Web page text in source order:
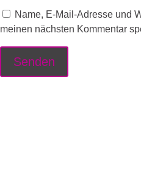
Name, E-Mail-Adresse und
meinen nächsten Kommentar